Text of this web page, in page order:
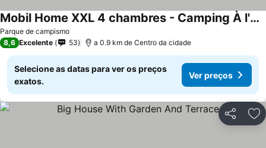
Parque de campismo
Mobil Home XXL 4 chambres - Camping À l'Ombre des Tilleuls
8,6 Excelente 53 a 0.9 km de Centro da cidade
Selecione as datas para ver os preços
exatos.
Ver preços
Partilhar